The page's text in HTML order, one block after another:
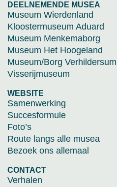
DEELNEMENDE MUSEA
Museum Wierdenland
Kloostermuseum Aduard
Museum Menkemaborg
Museum Het Hoogeland
Museum/Borg Verhildersum
Visserijmuseum
WEBSITE
Samenwerking
Succesformule
Foto’s
Route langs alle musea
Bezoek ons allemaal
CONTACT
Verhalen